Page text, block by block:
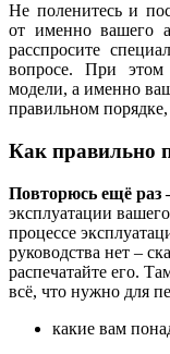
Не поленитесь и
от именно вашего
расспросите
вопросе. При
модели, а именно
правильном
Как правильно
Повторюсь ещё раз
эксплуатации
процессе
руководства нет –
распечатайте его.
всё, что нужно для
какие вам